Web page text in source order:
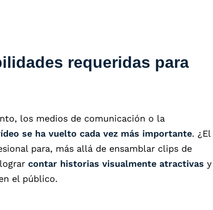
requeridas para
los medios de comunicación o la
se ha vuelto cada vez más importante. ¿El
para, más allá de ensamblar clips de
contar historias visualmente atractivas y
el público.